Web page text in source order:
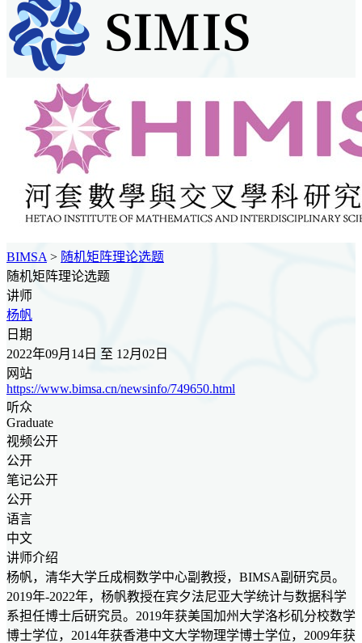
BIMSA > 随机矩阵理论选题
随机矩阵理论选题
讲师
杨帆
日期
2022年09月14日 至 12月02日
网站
https://www.bimsa.cn/newsinfo/749650.html
听众
Graduate
视频公开
公开
笔记公开
公开
语言
中文
讲师介绍
杨帆，清华大学丘成桐数学中心副教授，BIMSA副研究员。
2019年-2022年，杨帆教授在宾夕法尼亚大学统计与数据科学
系担任博士后研究员。2019年获美国加州大学洛杉矶分校数学
博士学位，2014年获香港中文大学物理学博士学位，2009年获